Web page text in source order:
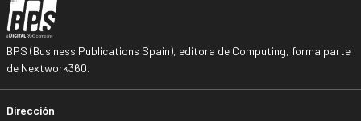
BPS (Business Publications Spain), editora de Computing, forma parte
de Nextwork360.
Dirección